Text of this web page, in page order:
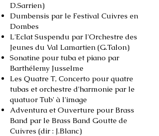
D.Sarrien)
Dumbensis par le Festival Cuivres en
Dombes
L'Eclat Suspendu par l'Orchestre des
Jeunes du Val Lamartien (G.Talon)
Sonatine pour tuba et piano par
Barthélemy Jusselme
Les Quatre T, Concerto pour quatre
tubas et orchestre d'harmonie par le
quatuor Tub' à l'image
Adventura et Ouverture pour Brass
Band par le Brass Band Goutte de
Cuivres (dir : J.Blanc)